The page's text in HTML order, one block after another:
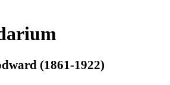
(1861-1922)